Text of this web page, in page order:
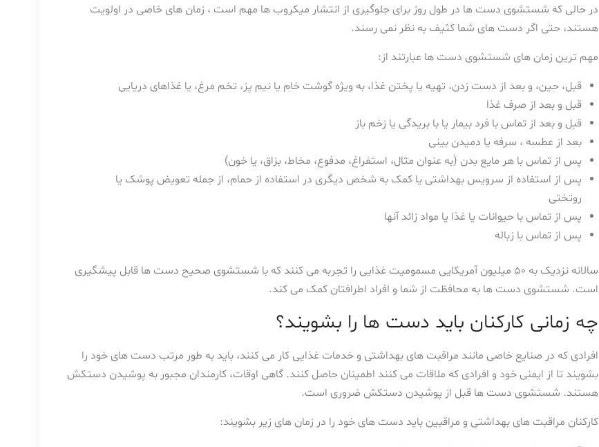
در حالی که شستشوی دست ها در طول روز برای جلوگیری از انتشار میکروب ها مهم است ، زمان های خاصی در اولویت
هستند، حتی اگر دست های شما کثیف به نظر نمی رسند.
مهم ترین زمان های شستشوی دست ها عبارتند از:
قبل، حین، و بعد از دست زدن، تهیه یا پختن غذا، به ویژه گوشت خام یا نیم پز، تخم مرغ، یا غذاهای دریایی
قبل و بعد از صرف غذا
قبل و بعد از تماس با فرد بیمار یا با بریدگی یا زخم باز
بعد از عطسه ، سرفه یا دمیدن بینی
پس از تماس با هر مایع بدن (به عنوان مثال، استفراغ، مدفوع، مخاط، بزاق، یا خون)
پس از استفاده از سرویس بهداشتی یا کمک به شخص دیگری در استفاده از حمام، از جمله تعویض پوشک یا
روتختی
پس از تماس با حیوانات یا غذا یا مواد زائد آنها
پس از تماس با زباله
سالانه نزدیک به ۵۰ میلیون آمریکایی مسمومیت غذایی را تجربه می کنند که با شستشوی صحیح دست ها قابل پیشگیری
است. شستشوی دست ها به محافظت از شما و افراد اطرافتان کمک می کند.
چه زمانی کارکنان باید دست ها را بشویند؟
افرادی که در صنایع خاصی مانند مراقبت های بهداشتی و خدمات غذایی کار می کنند، باید به طور مرتب دست های خود را
بشویند تا از ایمنی خود و افرادی که ملاقات می کنند اطمینان حاصل کنند. گاهی اوقات، کارمندان مجبور به پوشیدن دستکش
هستند. شستشوی دست ها قبل از پوشیدن دستکش ضروری است.
کارکنان مراقبت های بهداشتی و مراقبین باید دست های خود را در زمان های زیر بشویند: